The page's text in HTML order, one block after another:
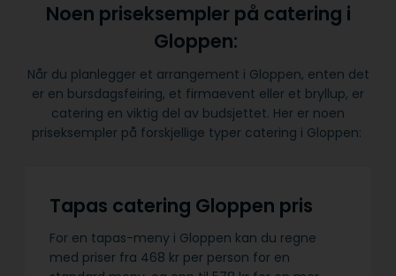
Noen priseksempler på catering i
Gloppen:
Når du planlegger et arrangement i Gloppen, enten det
er en bursdagsfeiring, et firmaevent eller et bryllup, er
catering en viktig del av budsjettet. Her er noen
priseksempler på forskjellige typer catering i Gloppen:
Tapas catering Gloppen pris
For en tapas-meny i Gloppen kan du regne
med priser fra 468 kr per person for en